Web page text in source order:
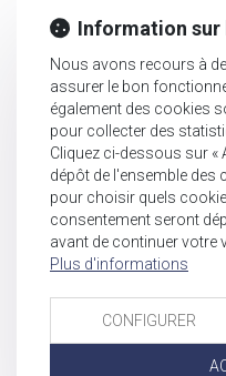
Information sur
Nous avons recours à
assurer le bon
également des cookies
pour collecter des
Cliquez ci-dessous sur «
dépôt de l'ensemble des
pour choisir quels
consentement seront
avant de continuer votre
Plus d'informations
CONFIGURER